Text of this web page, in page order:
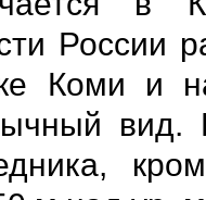
России
Коми и
вид.